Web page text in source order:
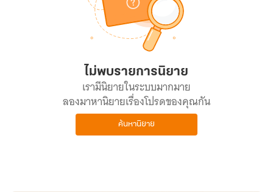
ไม่พบรายการนิยาย
เรามีนิยายในระบบมากมาย
ลองมาหานิยายเรื่องโปรดของคุณกัน
ค้นหานิยาย